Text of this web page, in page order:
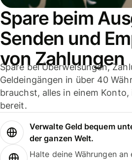
Spare beim
Senden und
von Zahlungen
Spare bei Überweisungen,
Geldeingängen in über 40
brauchst, alles in einem
bereit.
Verwalte Geld bequem
der ganzen Welt.
Halte deine Währungen